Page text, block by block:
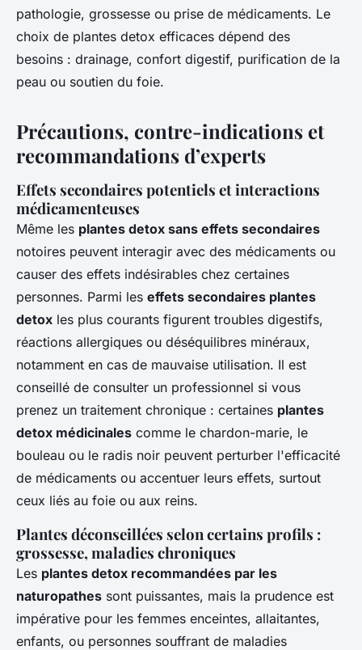
pathologie, grossesse ou prise de médicaments. Le
choix de plantes detox efficaces dépend des
besoins : drainage, confort digestif, purification de la
peau ou soutien du foie.
Précautions, contre-indications et
recommandations d’experts
Effets secondaires potentiels et interactions
médicamenteuses
Même les plantes detox sans effets secondaires
notoires peuvent interagir avec des médicaments ou
causer des effets indésirables chez certaines
personnes. Parmi les effets secondaires plantes
detox les plus courants figurent troubles digestifs,
réactions allergiques ou déséquilibres minéraux,
notamment en cas de mauvaise utilisation. Il est
conseillé de consulter un professionnel si vous
prenez un traitement chronique : certaines plantes
detox médicinales comme le chardon-marie, le
bouleau ou le radis noir peuvent perturber l'efficacité
de médicaments ou accentuer leurs effets, surtout
ceux liés au foie ou aux reins.
Plantes déconseillées selon certains profils :
grossesse, maladies chroniques
Les plantes detox recommandées par les
naturopathes sont puissantes, mais la prudence est
impérative pour les femmes enceintes, allaitantes,
enfants, ou personnes souffrant de maladies